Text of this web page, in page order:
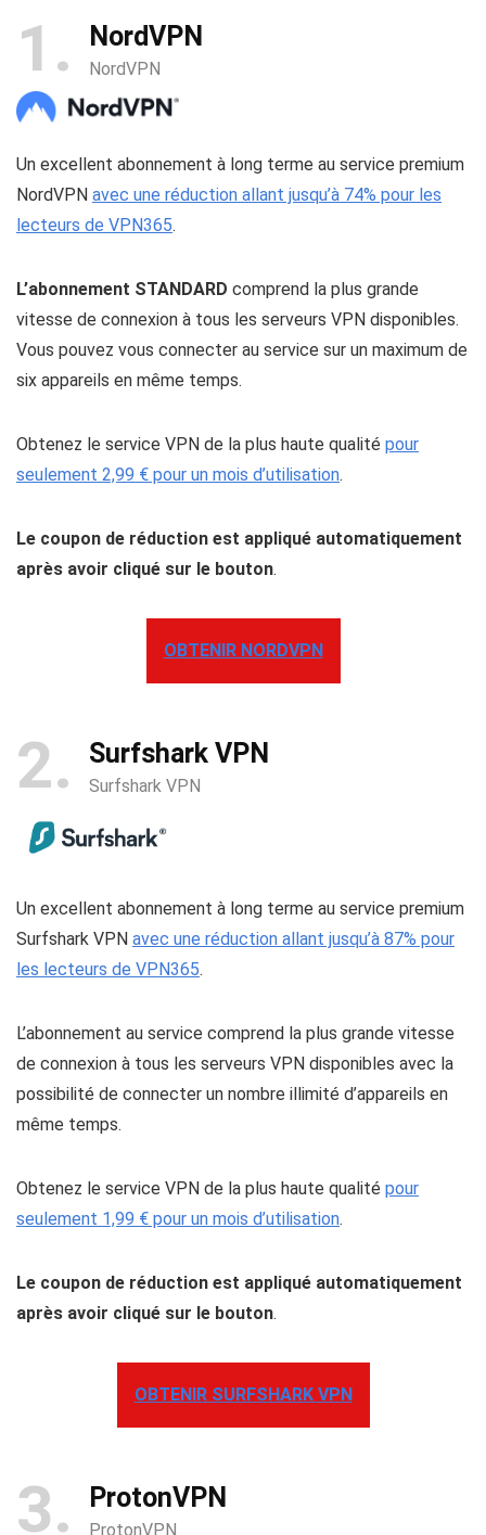
1 NordVPN
NordVPN
Un excellent abonnement à long terme au service premium
NordVPN avec une réduction allant jusqu’à 74% pour les
lecteurs de VPN365.
L’abonnement STANDARD comprend la plus grande
vitesse de connexion à tous les serveurs VPN disponibles.
Vous pouvez vous connecter au service sur un maximum de
six appareils en même temps.
Obtenez le service VPN de la plus haute qualité pour
seulement 2,99 € pour un mois d’utilisation.
Le coupon de réduction est appliqué automatiquement
après avoir cliqué sur le bouton.
OBTENIR NORDVPN
2 Surfshark VPN
Surfshark VPN
Un excellent abonnement à long terme au service premium
Surfshark VPN avec une réduction allant jusqu’à 87% pour
les lecteurs de VPN365.
L’abonnement au service comprend la plus grande vitesse
de connexion à tous les serveurs VPN disponibles avec la
possibilité de connecter un nombre illimité d’appareils en
même temps.
Obtenez le service VPN de la plus haute qualité pour
seulement 1,99 € pour un mois d’utilisation.
Le coupon de réduction est appliqué automatiquement
après avoir cliqué sur le bouton.
OBTENIR SURFSHARK VPN
3 ProtonVPN
ProtonVPN